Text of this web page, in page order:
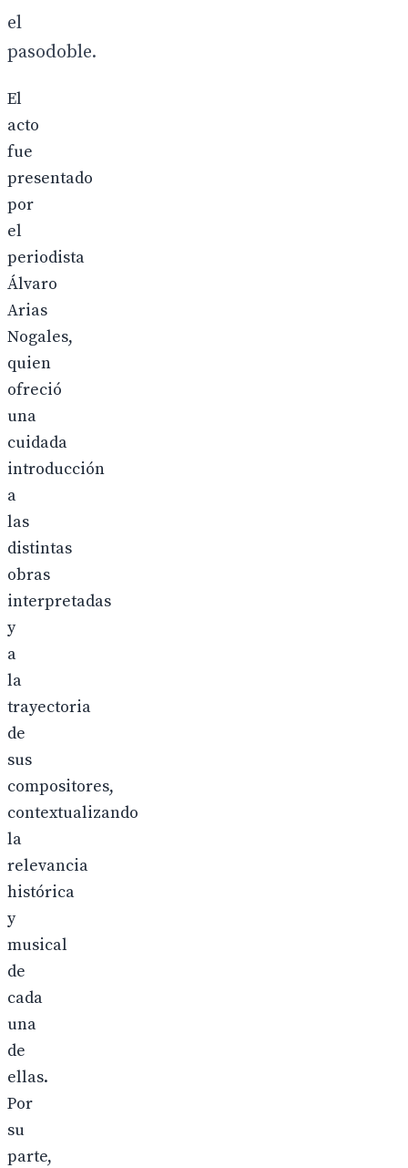
el
pasodoble.
El
acto
fue
presentado
por
el
periodista
Álvaro
Arias
Nogales,
quien
ofreció
una
cuidada
introducción
a
las
distintas
obras
interpretadas
y
a
la
trayectoria
de
sus
compositores,
contextualizando
la
relevancia
histórica
y
musical
de
cada
una
de
ellas.
Por
su
parte,